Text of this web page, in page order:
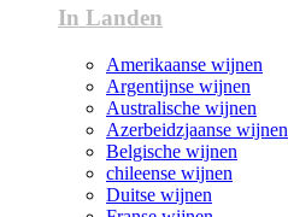
In Landen
Amerikaanse wijnen
Argentijnse wijnen
Australische wijnen
Azerbeidzjaanse wijnen
Belgische wijnen
chileense wijnen
Duitse wijnen